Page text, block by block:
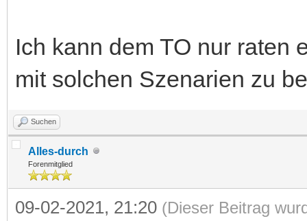
Ich kann dem TO nur raten
mit solchen Szenarien zu
Suchen
Alles-durch
Forenmitglied
09-02-2021, 21:20 (Dieser Beitrag